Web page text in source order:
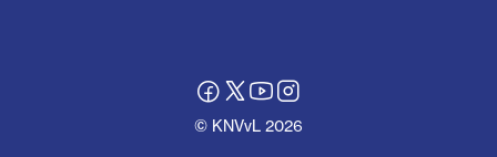
© KNVvL 2026